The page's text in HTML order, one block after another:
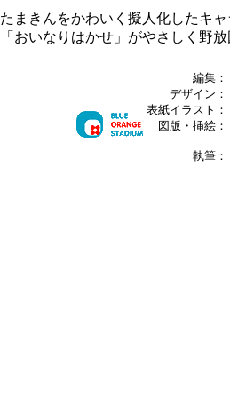
たまきんをかわいく擬人化したキャ
「おいなりはかせ」がやさしく野
編集：
デザイン：
表紙イラスト：
図版・挿絵：
執筆：